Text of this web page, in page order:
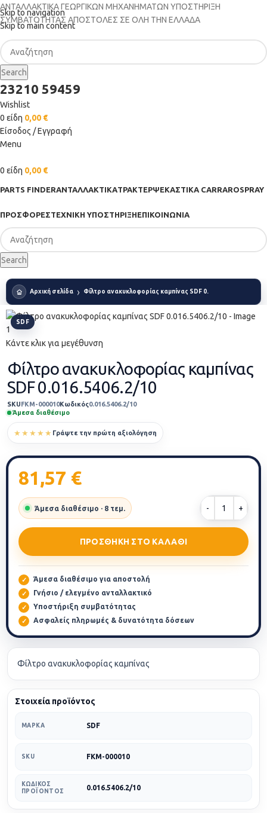
Skip to navigation
Skip to main content
ΑΝΤΑΛΛΑΚΤΙΚΑ ΓΕΩΡΓΙΚΩΝ ΜΗΧΑΝΗΜΑΤΩΝ ΥΠΟΣΤΗΡΙΞΗ
ΣΥΜΒΑΤΟΤΗΤΑΣ ΑΠΟΣΤΟΛΕΣ ΣΕ ΟΛΗ ΤΗΝ ΕΛΛΑΔΑ
Search
23210 59459
Wishlist
0 είδη 0,00 €
Είσοδος / Εγγραφή
Menu
0 είδη 0,00 €
PARTS FINDERΑΝΤΑΛΛΑΚΤΙΚΑΤΡΑΚΤΕΡΨΕΚΑΣΤΙΚΑ CARRAROSPRAY
ΠΡΟΣΦΟΡΕΣΤΕΧΝΙΚΗ ΥΠΟΣΤΗΡΙΞΗΕΠΙΚΟΙΝΩΝΙΑ
Search
Αρχική σελίδα Φίλτρο ανακυκλοφορίας καμπίνας SDF 0.016.5406.2/10
SDF
Κάντε κλικ για μεγέθυνση
Φίλτρο ανακυκλοφορίας καμπίνας
SDF 0.016.5406.2/10
SKU FKM-000010Κωδικός0.016.5406.2/10
Άμεσα διαθέσιμο
★★★★★ Γράψτε την πρώτη αξιολόγηση
Φίλτρο ανακυκλοφορίας καμπίνας
Στοιχεία προϊόντος
ΜΆΡΚΑ SDF
SKU FKM-000010
ΚΩΔΙΚΌΣ
ΠΡΟΪΌΝΤΟΣ
0.016.5406.2/10
81,57 €
Άμεσα διαθέσιμο · 8 τεμ.
ΠΡΟΣΘΉΚΗ ΣΤΟ ΚΑΛΆΘΙ
Άμεσα διαθέσιμο για αποστολή
Γνήσιο / ελεγμένο ανταλλακτικό
Υποστήριξη συμβατότητας
Ασφαλείς πληρωμές & δυνατότητα δόσεων